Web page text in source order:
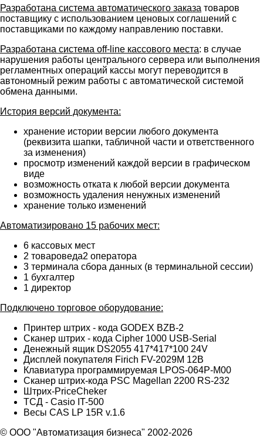
Разработана система автоматического заказа товаров
поставщику с использованием ценовых соглашений с
поставщиками по каждому направлению поставки.
Разработана система off- line кассового места: в случае
нарушения работы центрального сервера или выполнения
регламентных операций кассы могут переводится в
автономный режим работы с автоматической системой
обмена данными.
История версий документа:
хранение истории версии любого документа
(реквизита шапки, табличной части и ответственного
за изменения)
просмотр изменений каждой версии в графическом
виде
возможность отката к любой версии документа
возможность удаления ненужных изменений
хранение только изменений
Автоматизировано 15 рабочих мест:
6 кассовых мест
2 товароведа2 оператора
3 терминала сбора данных (в терминальной сессии)
1 бухгалтер
1 директор
Подключено торговое оборудование:
Принтер штрих - кода GODEX BZB-2
Сканер штрих - кода Cipher 1000 USB-Serial
Денежный ящик DS2055 417*417*100 24V
Дисплей покупателя Firich FV-2029M 12B
Клавиатура программируемая LPOS-064P-М00
Сканер штрих-кода PSC Magellan 2200 RS-232
Штрих-PriceCheker
ТСД - Casio IT-500
Весы CAS LP 15R v.1.6
© ООО "Автоматизация бизнеса" 2002-2026